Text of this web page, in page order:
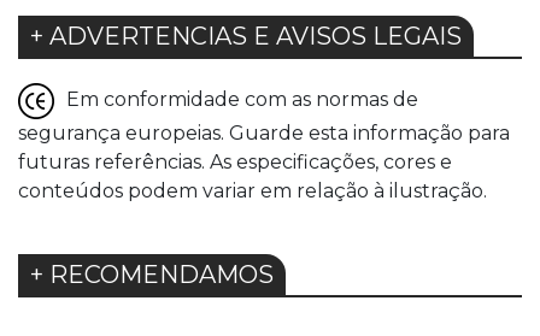
+ ADVERTENCIAS E AVISOS LEGAIS
Em conformidade com as normas de
segurança europeias. Guarde esta informação para
futuras referências. As especificações, cores e
conteúdos podem variar em relação à ilustração.
+ RECOMENDAMOS